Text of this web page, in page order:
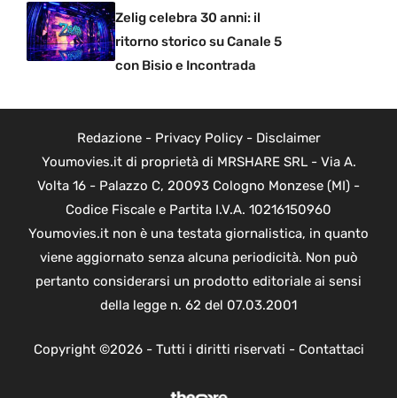
Zelig celebra 30 anni: il
ritorno storico su Canale 5
con Bisio e Incontrada
Redazione- Privacy Policy- Disclaimer
Youmovies.it di proprietà di MRSHARE SRL - Via A.
Volta 16 - Palazzo C, 20093 Cologno Monzese (MI) -
Codice Fiscale e Partita I.V.A. 10216150960
Youmovies.it non è una testata giornalistica, in quanto
viene aggiornato senza alcuna periodicità. Non può
pertanto considerarsi un prodotto editoriale ai sensi
della legge n. 62 del 07.03.2001
Copyright ©2026 - Tutti i diritti riservati - Contattaci